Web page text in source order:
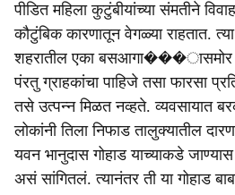
पीडित महिला कुटुंबीयांच्या संमतीने
कौटुंबिक कारणातून वेगळ्या राहतात.
शहरातील एका बसआगा���ासमोर
पंरतु ग्राहकांचा पाहिजे तसा फारसा
तसे उत्पन्न मिळत नव्हते. व्यवसायात
लोकांनी तिला निफाड तालुक्यातील
यवन भानुदास गोहाड याच्याकडे
असं सांगितलं. त्यानंतर ती या गोहाड